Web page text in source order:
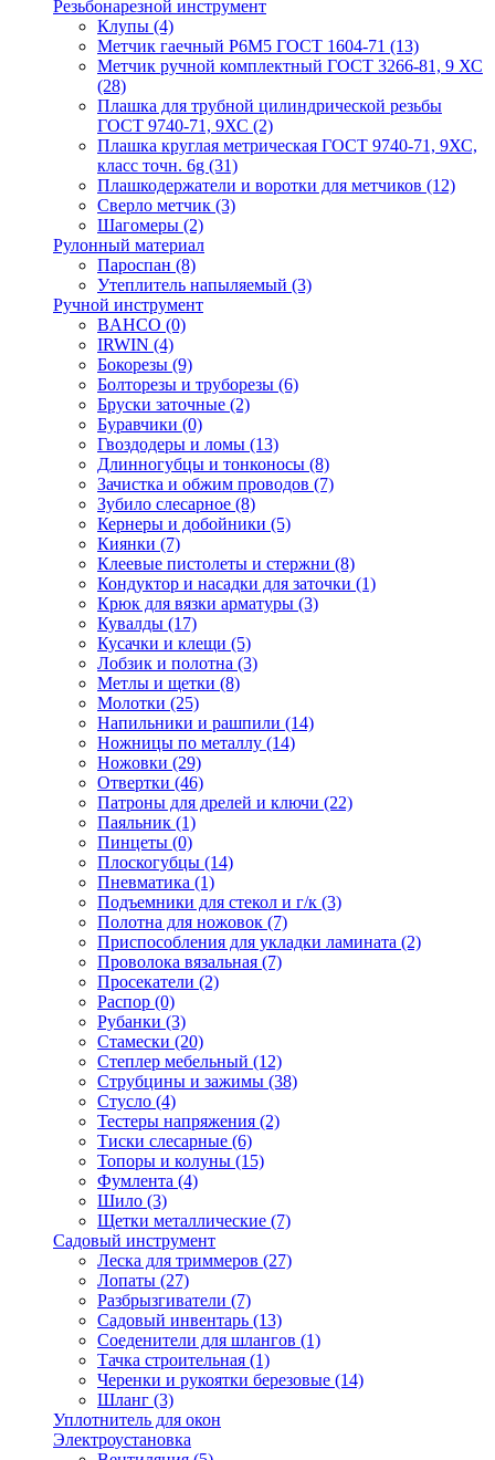
Резьбонарезной инструмент
Клупы (4)
Метчик гаечный Р6М5 ГОСТ 1604-71 (13)
Метчик ручной комплектный ГОСТ 3266-81, 9 ХС
(28)
Плашка для трубной цилиндрической резьбы
ГОСТ 9740-71, 9ХС (2)
Плашка круглая метрическая ГОСТ 9740-71, 9ХС,
класс точн. 6g (31)
Плашкодержатели и воротки для метчиков (12)
Сверло метчик (3)
Шагомеры (2)
Рулонный материал
Пароспан (8)
Утеплитель напыляемый (3)
Ручной инструмент
BAHCO (0)
IRWIN (4)
Бокорезы (9)
Болторезы и труборезы (6)
Бруски заточные (2)
Буравчики (0)
Гвоздодеры и ломы (13)
Длинногубцы и тонконосы (8)
Зачистка и обжим проводов (7)
Зубило слесарное (8)
Кернеры и добойники (5)
Киянки (7)
Клеевые пистолеты и стержни (8)
Кондуктор и насадки для заточки (1)
Крюк для вязки арматуры (3)
Кувалды (17)
Кусачки и клещи (5)
Лобзик и полотна (3)
Метлы и щетки (8)
Молотки (25)
Напильники и рашпили (14)
Ножницы по металлу (14)
Ножовки (29)
Отвертки (46)
Патроны для дрелей и ключи (22)
Паяльник (1)
Пинцеты (0)
Плоскогубцы (14)
Пневматика (1)
Подъемники для стекол и г/к (3)
Полотна для ножовок (7)
Приспособления для укладки ламината (2)
Проволока вязальная (7)
Просекатели (2)
Распор (0)
Рубанки (3)
Стамески (20)
Степлер мебельный (12)
Струбцины и зажимы (38)
Стусло (4)
Тестеры напряжения (2)
Тиски слесарные (6)
Топоры и колуны (15)
Фумлента (4)
Шило (3)
Щетки металлические (7)
Садовый инструмент
Леска для триммеров (27)
Лопаты (27)
Разбрызгиватели (7)
Садовый инвентарь (13)
Соеденители для шлангов (1)
Тачка строительная (1)
Черенки и рукоятки березовые (14)
Шланг (3)
Уплотнитель для окон
Электроустановка